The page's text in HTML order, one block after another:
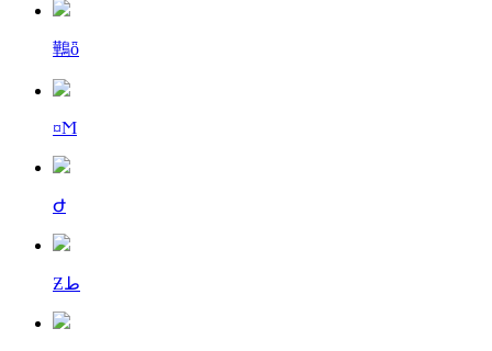
鷨ȫ
¤Ϻ
Ժ
Ƶط